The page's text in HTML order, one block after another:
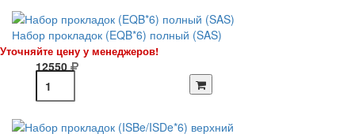
Набор прокладок (EQB*6) полный (SAS)
Уточняйте цену у менеджеров!
12550